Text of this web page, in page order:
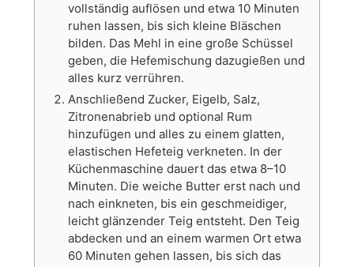
vollständig auflösen und etwa 10 Minuten
ruhen lassen, bis sich kleine Bläschen
bilden. Das Mehl in eine große Schüssel
geben, die Hefemischung dazugießen und
alles kurz verrühren.
Anschließend Zucker, Eigelb, Salz,
Zitronenabrieb und optional Rum
hinzufügen und alles zu einem glatten,
elastischen Hefeteig verkneten. In der
Küchenmaschine dauert das etwa 8–10
Minuten. Die weiche Butter erst nach und
nach einkneten, bis ein geschmeidiger,
leicht glänzender Teig entsteht. Den Teig
abdecken und an einem warmen Ort etwa
60 Minuten gehen lassen, bis sich das